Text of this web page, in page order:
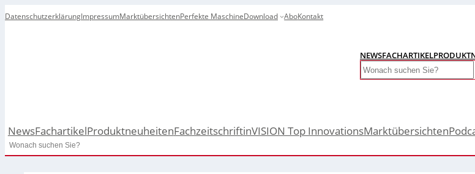
DatenschutzerklärungImpressumMarktübersichtenPerfekte MaschineDownload AboKontakt
NEWSFACHARTIKEL
Search
NewsFachartikelProduktneuheitenFachzeitschriftinVISION Top InnovationsMarktübersichten
Search